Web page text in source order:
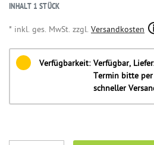
INHALT 1STÜCK
* inkl. ges. MwSt. zzgl. Versandkosten
Verfügbarkeit: Verfügbar,
Termin bitte
schneller